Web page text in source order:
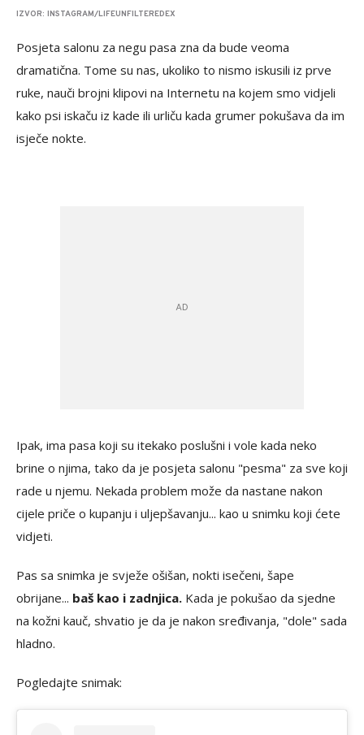
IZVOR: INSTAGRAM/LIFEUNFILTEREDEX
Posjeta salonu za negu pasa zna da bude veoma
dramatična. Tome su nas, ukoliko to nismo iskusili iz prve
ruke, nauči brojni klipovi na Internetu na kojem smo vidjeli
kako psi iskaču iz kade ili urliču kada grumer pokušava da im
isječe nokte.
Ipak, ima pasa koji su itekako poslušni i vole kada neko
brine o njima, tako da je posjeta salonu "pesma" za sve koji
rade u njemu. Nekada problem može da nastane nakon
cijele priče o kupanju i uljepšavanju... kao u snimku koji ćete
vidjeti.
Pas sa snimka je svježe ošišan, nokti isečeni, šape
obrijane... baš kao i zadnjica. Kada je pokušao da sjedne
na kožni kauč, shvatio je da je nakon sređivanja, "dole" sada
hladno.
Pogledajte snimak: